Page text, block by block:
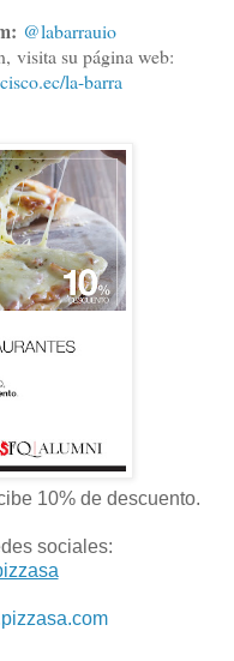
@labarrauio
visita su página web:
la-barra
10% de descuento.
sociales: